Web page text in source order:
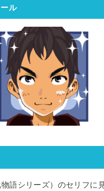
ル
語シリーズ）のセリフに